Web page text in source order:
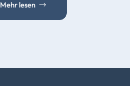
Mehr lesen